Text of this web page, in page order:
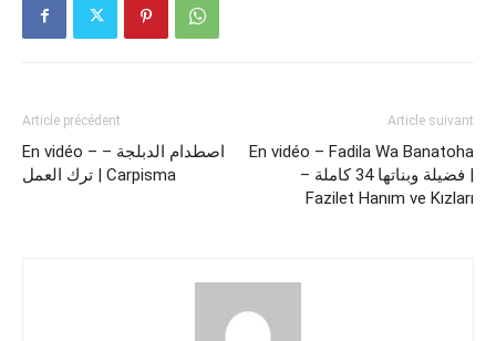
Article précédent
En vidéo – اصطدام الدبلجة –
ترك العمل | Carpisma
Article suivant
En vidéo – Fadila Wa Banatoha
– فضيلة وبناتها 34 كاملة |
Fazilet Hanım ve Kızları